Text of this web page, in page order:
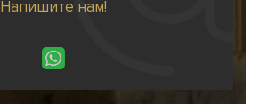
Напишите нам!